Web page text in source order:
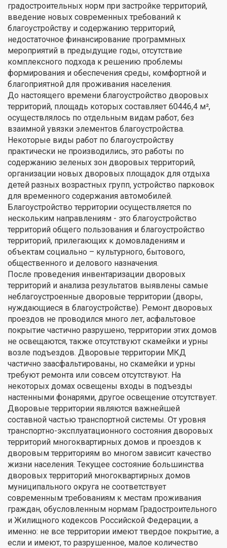
градостроительных норм при застройке территорий,
введение новых современных требований к
благоустройству и содержанию территорий,
недостаточное финансирование программных
мероприятий в предыдущие годы, отсутствие
комплексного подхода к решению проблемы
формирования и обеспечения среды, комфортной и
благоприятной для проживания населения.
До настоящего времени благоустройство дворовых
территорий, площадь которых составляет 60446,4 м²,
осуществлялось по отдельным видам работ, без
взаимной увязки элементов благоустройства.
Некоторые виды работ по благоустройству
практически не производились, это работы по
содержанию зеленых зон дворовых территорий,
организации новых дворовых площадок для отдыха
детей разных возрастных групп, устройство парковок
для временного содержания автомобилей.
Благоустройство территории осуществляется по
нескольким направлениям - это благоустройство
территорий общего пользования и благоустройство
территорий, прилегающих к домовладениям и
объектам социально – культурного, бытового,
общественного и делового назначения.
После проведения инвентаризации дворовых
территорий и анализа результатов выявлены самые
неблагоустроенные дворовые территории (дворы,
нуждающиеся в благоустройстве). Ремонт дворовых
проездов не проводился много лет, асфальтовое
покрытие частично разрушено, территории этих домов
не освещаются, также отсутствуют скамейки и урны
возле подъездов. Дворовые территории МКД
частично заасфальтированы, но скамейки и урны
требуют ремонта или совсем отсутствуют. На
некоторых домах освещены входы в подъезды
настенными фонарями, другое освещение отсутствует.
Дворовые территории являются важнейшей
составной частью транспортной системы. От уровня
транспортно-эксплуатационного состояния дворовых
территорий многоквартирных домов и проездов к
дворовым территориям во многом зависит качество
жизни населения. Текущее состояние большинства
дворовых территорий многоквартирных домов
муниципального округа не соответствует
современным требованиям к местам проживания
граждан, обусловленным нормам Градостроительного
и Жилищного кодексов Российской Федерации, а
именно: не все территории имеют твердое покрытие, а
если и имеют, то разрушенное, малое количество